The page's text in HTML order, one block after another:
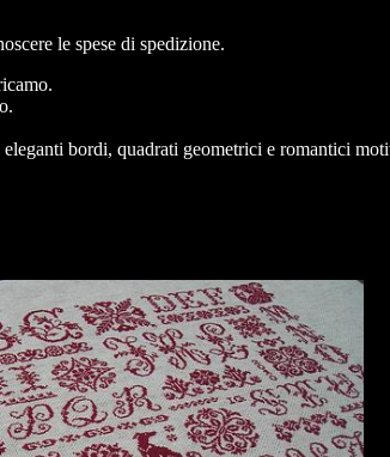
le spese di spedizione.
bordi, quadrati geometrici e romantici